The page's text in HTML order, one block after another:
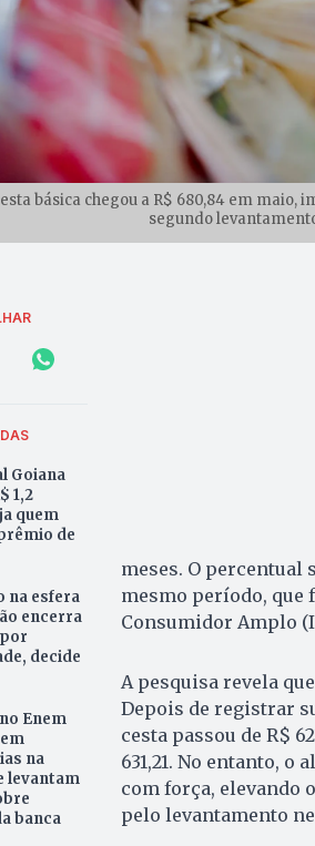
básica chegou a R$ 680,84 em
segundo
Goiana
1,2
quem
de
na esfera
encerra
decide
Enem
na
levantam
banca
meses. O percentual
mesmo período, que
Consumidor Amplo
A pesquisa revela
Depois de registrar
cesta passou de R$
631,21. No entanto,
com força, elevando
pelo levantamento